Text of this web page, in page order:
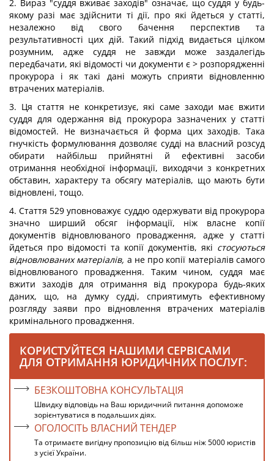
2. Вираз "суддя вживає заходів" означає, що суддя у будь-
якому разі має здійснити ті дії, про які йдеться у статті,
незалежно від свого бачення перспектив та
результативності цих дій. Такий підхід видається цілком
розумним, адже суддя не завжди може заздалегідь
передбачати, які відомості чи документи є > розпорядженні
прокурора і як такі дані можуть сприяти відновленню
втрачених матеріалів.
3. Ця стаття не конкретизує, які саме заходи має вжити
суддя для одержання від прокурора зазначених у статті
відомостей. Не визначається й форма цих заходів. Така
гнучкість формулювання дозволяє судді на власний розсуд
обирати найбільш прийнятні й ефективні засоби
отримання необхідної інформації, виходячи з конкретних
обставин, характеру та обсягу матеріалів, що мають бути
відновлені, тощо.
4. Стаття 529 уповноважує суддю одержувати від прокурора
значно ширший обсяг інформації, ніж власне копії
документів відновлюваного провадження, адже у статті
йдеться про відомості та копії документів, які стосуються
відновлюваних матеріалів, а не про копії матеріалів самого
відновлюваного провадження. Таким чином, суддя має
вжити заходів для отримання від прокурора будь-яких
даних, що, на думку судді, сприятимуть ефективному
розгляду заяви про відновлення втрачених матеріалів
кримінального провадження.
КОРИСТУЙТЕСЯ НАШИМИ СЕРВІСАМИ
ДЛЯ ОТРИМАННЯ ЮРИДИЧНИХ ПОСЛУГ:
БЕЗКОШТОВНА КОНСУЛЬТАЦІЯ
Швидку відповідь на Ваш юридичний питання допоможе
зорієнтуватися в подальших діях.
ОГОЛОСІТЬ ВЛАСНИЙ ТЕНДЕР
Та отримаєте вигідну пропозицію від більш ніж 5000 юристів
з усієї України.